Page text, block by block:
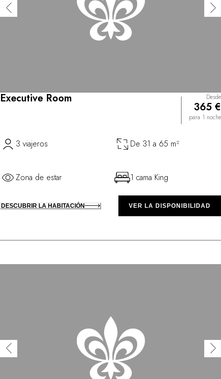
Executive Room Desde
365 €
para 1 noche
3 viajeros De 31 a 65 m²
Zona de estar 1 cama King
DESCUBRIR LA HABITACIÓN VER LA DISPONIBILIDAD